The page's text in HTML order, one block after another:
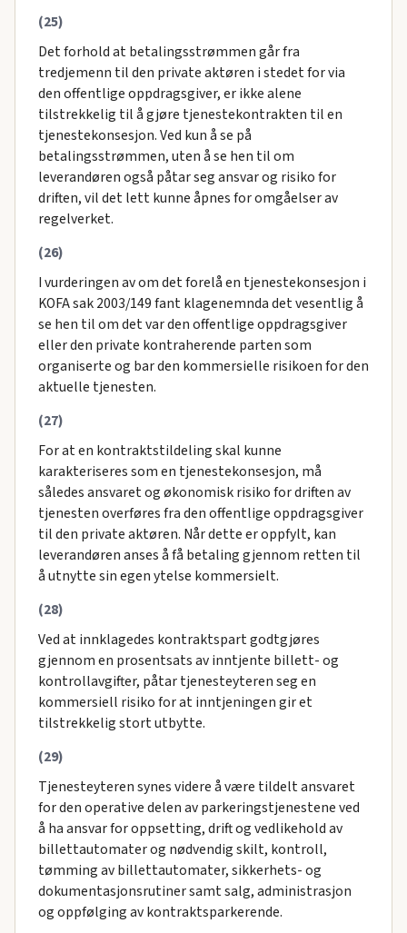
(25)
Det forhold at betalingsstrømmen går fra
tredjemenn til den private aktøren i stedet for via
den offentlige oppdragsgiver, er ikke alene
tilstrekkelig til å gjøre tjenestekontrakten til en
tjenestekonsesjon. Ved kun å se på
betalingsstrømmen, uten å se hen til om
leverandøren også påtar seg ansvar og risiko for
driften, vil det lett kunne åpnes for omgåelser av
regelverket.
(26)
I vurderingen av om det forelå en tjenestekonsesjon i
KOFA sak 2003/149 fant klagenemnda det vesentlig å
se hen til om det var den offentlige oppdragsgiver
eller den private kontraherende parten som
organiserte og bar den kommersielle risikoen for den
aktuelle tjenesten.
(27)
For at en kontraktstildeling skal kunne
karakteriseres som en tjenestekonsesjon, må
således ansvaret og økonomisk risiko for driften av
tjenesten overføres fra den offentlige oppdragsgiver
til den private aktøren. Når dette er oppfylt, kan
leverandøren anses å få betaling gjennom retten til
å utnytte sin egen ytelse kommersielt.
(28)
Ved at innklagedes kontraktspart godtgjøres
gjennom en prosentsats av inntjente billett- og
kontrollavgifter, påtar tjenesteyteren seg en
kommersiell risiko for at inntjeningen gir et
tilstrekkelig stort utbytte.
(29)
Tjenesteyteren synes videre å være tildelt ansvaret
for den operative delen av parkeringstjenestene ved
å ha ansvar for oppsetting, drift og vedlikehold av
billettautomater og nødvendig skilt, kontroll,
tømming av billettautomater, sikkerhets- og
dokumentasjonsrutiner samt salg, administrasjon
og oppfølging av kontraktsparkerende.